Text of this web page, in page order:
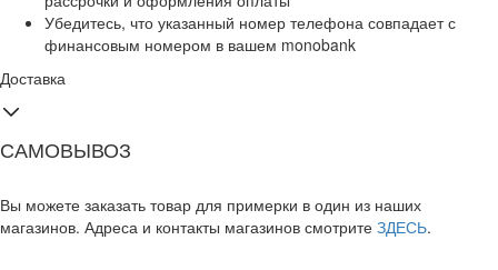
Убедитесь, что указанный номер телефона совпадает с
финансовым номером в вашем monobank
Доставка
САМОВЫВОЗ
Вы можете заказать товар для примерки в один из наших
магазинов. Адреса и контакты магазинов смотрите ЗДЕСЬ.